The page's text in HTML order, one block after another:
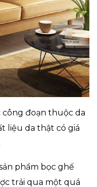
công đoạn thuộc da
liệu da thật có giá
phẩm bọc ghế
trải qua một quá